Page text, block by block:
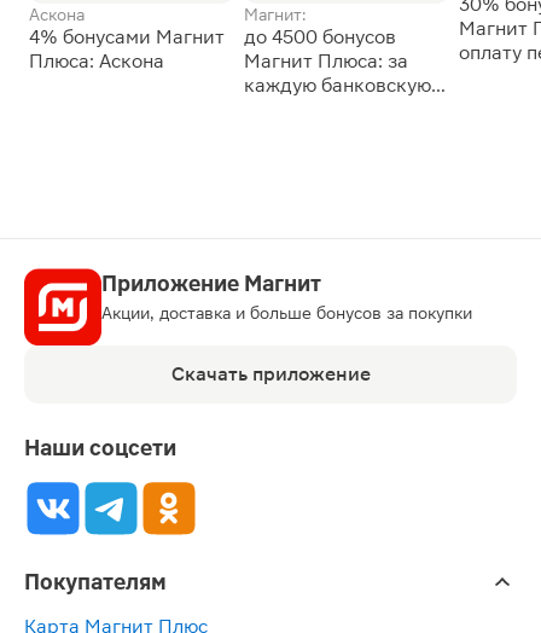
Аскона
4% бонусами Магнит
Плюса: Аскона
Магнит:
до 4500 бонусов
Магнит Плюса: за
каждую банковскую
Магнит
оплату
Приложение Магнит
Акции, доставка и больше бонусов за покупки
Скачать приложение
Наши соцсети
Покупателям
Карта Магнит Плюс